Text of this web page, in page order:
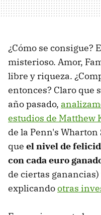
¿Cómo se consigue?
misterioso. Amor,
libre y riqueza.
entonces? Claro que
año pasado,
estudios de Matthew
de la Penn's Wharton
que el nivel de
con cada euro
de ciertas
explicandootras